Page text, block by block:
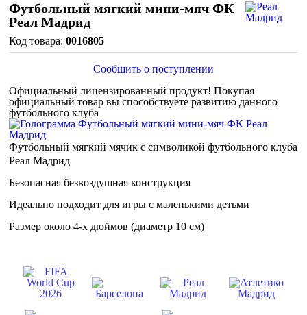
Футбольный мягкий мини-мяч ФК
Реал Мадрид
0016805
Сообщить о поступлении
Официальный лицензированный продукт!Покупая
официальный товар вы способствуете развитию данного
футбольного клуба
Футбольный мягкий мячик с символикой футбольного клуба
Реал Мадрид
Безопасная безвоздушная конструкция
Идеально подходит для игры с маленькими детьми
Размер около 4-х дюймов (диаметр 10 см)